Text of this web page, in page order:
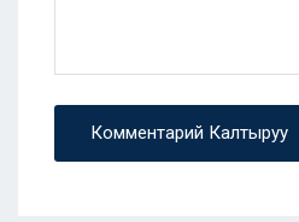
Комментарий Калтыруу